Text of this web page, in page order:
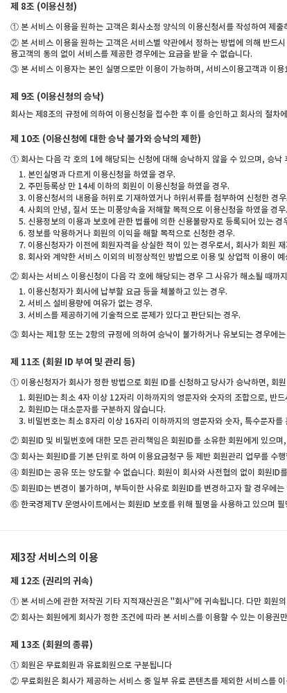
제 8조 (이용신청)
① 본 서비스 이용을 원하는 고객은 회사소정 양식의 이용신청서를 작성하여 제
② 본 서비스 이용을 원하는 고객은 서비스별 약관에서 정하는 방법에 의해 반드
용고객의 동의 없이 서비스를 제공한 경우에는 요금을 받을 수 없습니다.
③ 본 서비스 이용자는 본인 실명으로만 이용이 가능하며, 서비스이용고객과 이
제 9조 (이용신청의 승낙)
회사는 제8조의 규정에 의하여 이용신청을 접수한 후 이를 승인하고 회사의 절차
제 10조 (이용신청에 대한 승낙 불가와 승낙의 제한)
① 회사는 다음 각 호의 1에 해당되는 신청에 대해 승낙하지 않을 수 있으며, 승낙
본인실명과 다르게 이용신청을 하였을 경우.
주민등록상 만 14세 이하의 회원이 이용신청을 하였을 경우.
이용신청서의 내용을 허위로 기재하였거나 허위서류를 첨부하여 신청한 경우.
사회의 안녕, 질서 또는 미풍양속을 저해할 목적으로 이용신청을 하였을 경우.
신용정보의 이용과 보호에 관한 법률에 의한 신용불량자로 등록되어 있는 경
정보를 악용하거나 회원의 이익을 해할 목적으로 신청한 경우.
이용신청자가 이전에 회원자격을 상실한 적이 있는 경우로서, 회사가 회원
회사와 계약한 서비스 이외의 비정상적인 방법으로 이용 및 상업적 이용이 예
② 회사는 서비스 이용신청이 다음 각 호에 해당되는 경우 그 사유가 해소될 때까
이용신청자가 회사에 납부할 요금 등을 체불하고 있는 경우.
서비스 설비용량에 여유가 없는 경우.
서비스를 제공하기에 기술적으로 문제가 있다고 판단되는 경우.
③ 회사는 제1항 또는 2항의 규정에 의하여 승낙이 불가하거나 유보되는 경우에
제 11조 (회원 ID 부여 및 관리 등)
① 이용신청자가 회사가 정한 방법으로 회원 ID를 신청하고 당사가 승낙하면, 회
회원ID는 최소 4자 이상 12자리 이하까지의 영문자와 숫자의 조합으로, 반
회원ID는 대소문자를 구분하지 않습니다.
비밀번호는 최소 8자리 이상 16자리 이하까지의 영문자와 숫자, 특수문자
② 회원ID 및 비밀번호에 대한 모든 관리책임은 회원ID를 소유한 회원에게 있으
③ 회사는 회원ID를 기본 단위로 하여 이용요금청구 등 제반 회원관리 업무를 수
④ 회원ID는 공유 또는 양도할 수 없습니다. 회원이 회사와 사전협의 없이 회원ID
⑤ 회원ID는 변경이 불가하며, 부득이한 사유로 회원ID를 변경하고자 할 경우에
⑥ 한국경제TV 운영사이트에서는 회원ID 보호를 위해 필명을 사용하고 있으며
제3장 서비스의 이용
제 12조 (권리의 귀속)
① 본 서비스에 관한 저작권 기타 지적재산권은 "회사"에 귀속됩니다. 다만 회원
② 회사는 회원에게 회사가 정한 조건에 따라 본 서비스를 이용할 수 있는 이용권
제 13조 (회원의 종류)
① 회원은 무료회원과 유료회원으로 구분됩니다
② 무료회원은 회사가 제공하는 서비스 중 일부 유료 콘텐츠를 제외한 서비스를